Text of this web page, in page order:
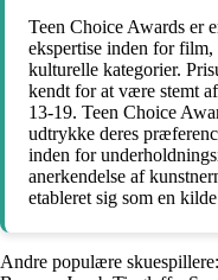
Teen Choice Awards er
ekspertise inden for
kulturelle kategorier.
kendt for at være stemt
13-19. Teen Choice
udtrykke deres
inden for
anerkendelse af
etableret sig som en
Andre populære skuespillere: